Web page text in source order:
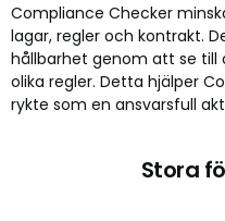
Compliance Checker
lagar, regler och kontrakt.
hållbarhet genom att se till
olika regler. Detta hjälper
rykte som en ansvarsfull
Stora